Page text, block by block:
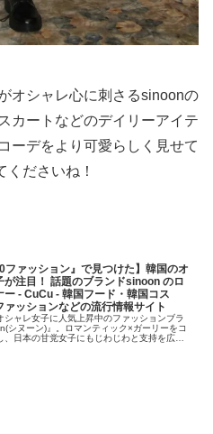
オシャレ心に刺さるsinoonの
カートなどのデイリーアイテ
ーデをより可愛らしく見せて
くださいね！
ファッション』で見つけた】韓国のオ
が注目！ 話題のブランドsinoon のロ
ー - CuCu ‐ 韓国フード・韓国コス
ァッションなどの流行情報サイト
シャレ女子に人気上昇中のファッションブラ
シヌーン)』。ロマンティック×ガーリーをコ
、日本の甘党女子にもじわじわと支持を広げ